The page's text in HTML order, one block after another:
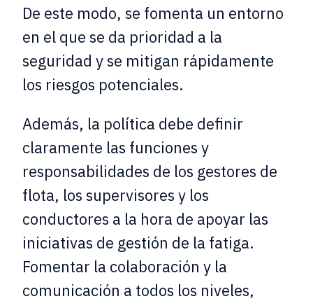
De este modo, se fomenta un entorno
en el que se da prioridad a la
seguridad y se mitigan rápidamente
los riesgos potenciales.
Además, la política debe definir
claramente las funciones y
responsabilidades de los gestores de
flota, los supervisores y los
conductores a la hora de apoyar las
iniciativas de gestión de la fatiga.
Fomentar la colaboración y la
comunicación a todos los niveles,